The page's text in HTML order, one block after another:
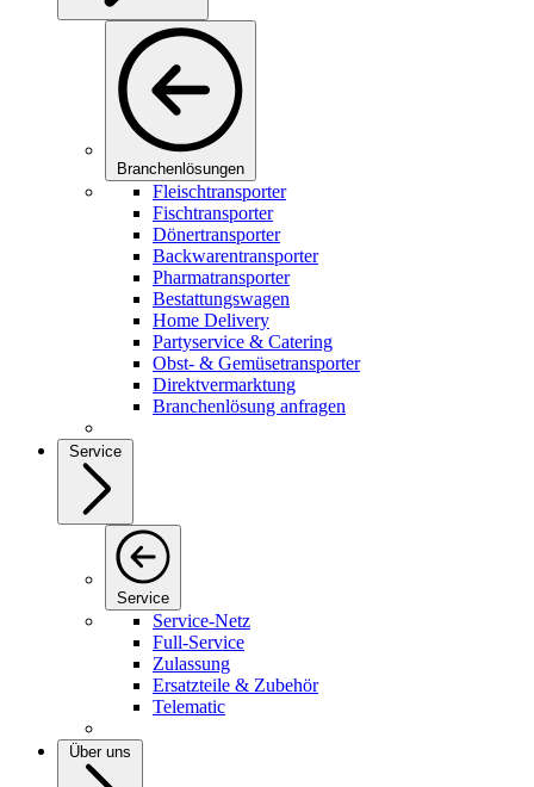
Branchenlösungen
Fleischtransporter
Fischtransporter
Dönertransporter
Backwarentransporter
Pharmatransporter
Bestattungswagen
Home Delivery
Partyservice & Catering
Obst- & Gemüsetransporter
Direktvermarktung
Branchenlösung anfragen
Service
Service
Service-Netz
Full-Service
Zulassung
Ersatzteile & Zubehör
Telematic
Über uns